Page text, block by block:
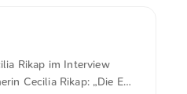
Rikap im Interview
Cecilia Rikap: „Die EU